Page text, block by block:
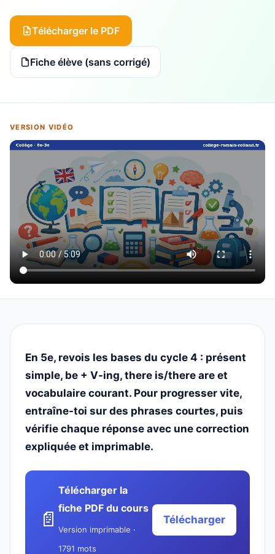
Télécharger le PDF
Fiche élève (sans corrigé)
VERSION VIDÉO
En 5e, revois les bases du cycle 4 : présent
simple, be + V-ing, there is/there are et
vocabulaire courant. Pour progresser vite,
entraîne-toi sur des phrases courtes, puis
vérifie chaque réponse avec une correction
expliquée et imprimable.
📄
Télécharger la
fiche PDF du cours
Version imprimable ·
1791 mots
Télécharger